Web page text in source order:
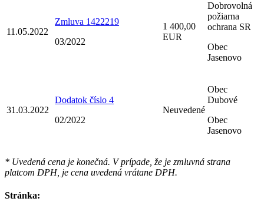
11.05.2022
Zmluva 1422219
03/2022
1 400,00
EUR
Dobrovolná
požiarna
ochrana SR
Obec
Jasenovo
31.03.2022
Dodatok číslo 4
02/2022
Neuvedené
Obec
Dubové
Obec
Jasenovo
* Uvedená cena je konečná. V prípade, že je zmluvná strana
platcom DPH, je cena uvedená vrátane DPH.
Stránka: